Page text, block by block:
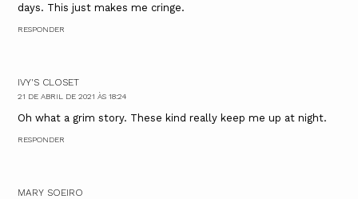
days. This just makes me cringe.
RESPONDER
IVY'S CLOSET
21 DE ABRIL DE 2021 ÀS 18:24
Oh what a grim story. These kind really keep me up at night.
RESPONDER
MARY SOEIRO